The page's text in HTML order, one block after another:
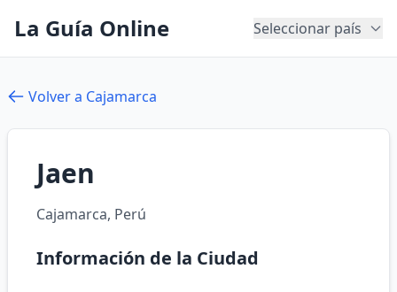
La Guía Online Seleccionar país
Volver a Cajamarca
Jaen
Cajamarca, Perú
Información de la Ciudad